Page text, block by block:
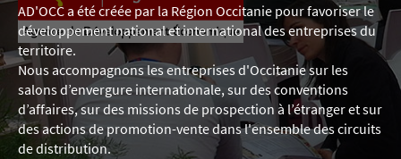
AD'OCC a été créée par la Région Occitanie pour favoriser le
développement national et international des entreprises du
territoire.
Nous accompagnons les entreprises d'Occitanie sur les
salons d’envergure internationale, sur des conventions
d’affaires, sur des missions de prospection à l’étranger et sur
des actions de promotion-vente dans l'ensemble des circuits
de distribution.